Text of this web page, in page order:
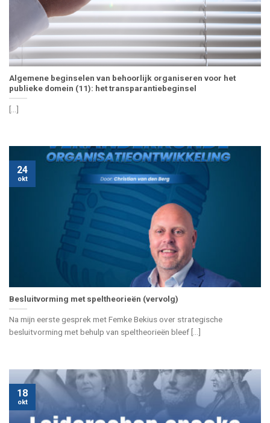
Algemene beginselen van behoorlijk organiseren voor het
publieke domein (11): het transparantiebeginsel
[...]
Besluitvorming met speltheorieën (vervolg)
Na mijn eerste gesprek met Femke Bekius over strategische
besluitvorming met behulp van speltheorieën bleef [...]
24
okt
18
okt